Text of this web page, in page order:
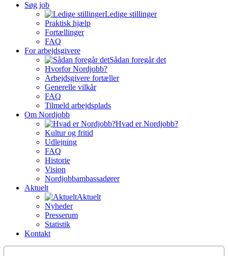
Søg job
Ledige stillinger
Praktisk hjælp
Fortællinger
FAQ
For arbejdsgivere
Sådan foregår det
Hvorfor Nordjobb?
Arbejdsgivere fortæller
Generelle vilkår
FAQ
Tilmeld arbejdsplads
Om Nordjobb
Hvad er Nordjobb?
Kultur og fritid
Udlejning
FAQ
Historie
Vision
Nordjobbambassadører
Aktuelt
Aktuelt
Nyheder
Presserum
Statistik
Kontakt